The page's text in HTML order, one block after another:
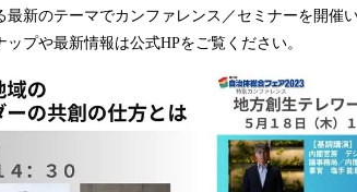
最新のテーマでカンファレンス／セミナーを開催
プや最新情報は公式HPをご覧ください。